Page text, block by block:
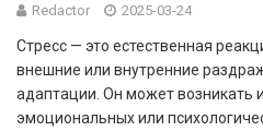
Redactor 2025-03-24
Стресс — это естественная
внешние или внутренние
адаптации. Он может возникать
эмоциональных или